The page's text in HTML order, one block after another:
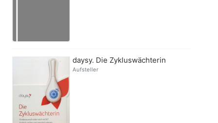
daysy. Die Zykluswächterin
Aufsteller